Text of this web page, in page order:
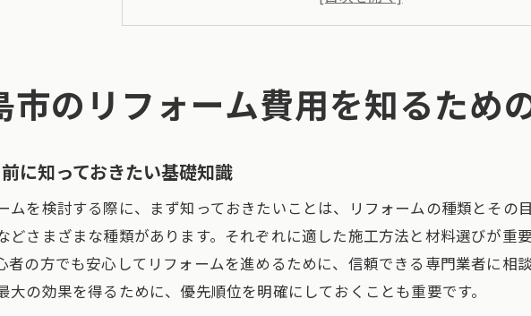
津島市内で利用可能な補助金と助成金
地域特有の気候に適したリフォーム方法
リフォーム費用の内訳と津島市での相場を解説
津島市におけるリフォームの平均費用
費用の違いを生む材料と工法の選択
リフォーム費用を見積もる際の一般的な項目
コストパフォーマンスを高めるための選択肢
見積もり後の費用変動について
市のリフォーム費用を知るため
に知っておきたい基礎知識
ムを検討する際に、まず知っておきたいことは、リフォームの種類とその
どさまざまな種類があります。それぞれに適した施工方法と材料選びが重
者の方でも安心してリフォームを進めるために、信頼できる専門業者に相
大の効果を得るために、優先順位を明確にしておくことも重要です。